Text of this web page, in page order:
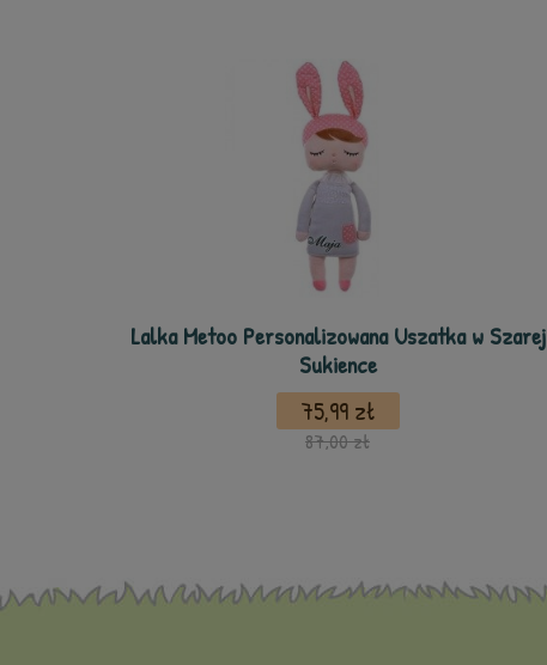
Lalka Metoo Personalizowana Uszatka w Szarej
Sukience
75,99 zł
87,00 zł